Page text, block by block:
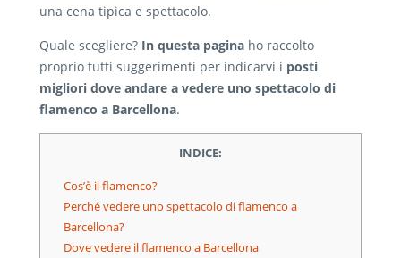
una cena tipica e spettacolo.
Quale scegliere? In questa pagina ho raccolto
proprio tutti suggerimenti per indicarvi i posti
migliori dove andare a vedere uno spettacolo di
flamenco a Barcellona.
INDICE:
Cos’è il flamenco?
Perché vedere uno spettacolo di flamenco a
Barcellona?
Dove vedere il flamenco a Barcellona